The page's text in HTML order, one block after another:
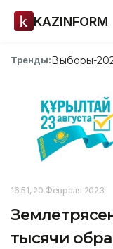
KAZINFORM
Тренды:Выборы-
16:51, 20 Февраля 2023
тысячи